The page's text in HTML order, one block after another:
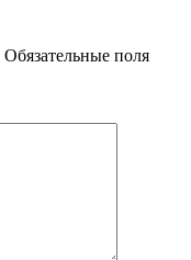
Обязательные поля